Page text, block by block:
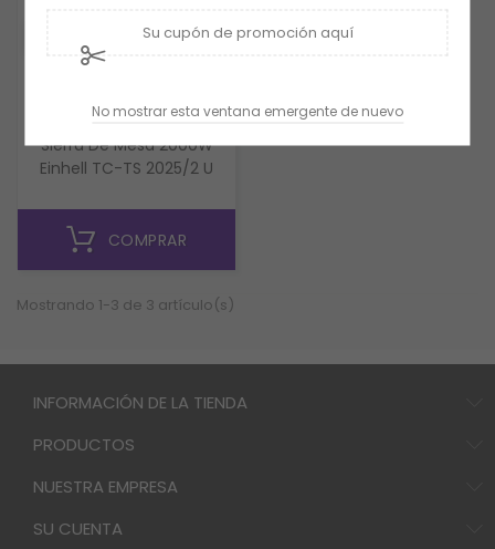
Sierra De Mesa 2000W
Einhell TC-TS 2025/2 U
COMPRAR
Mostrando 1-3 de 3 artículo(s)
Su cupón de promoción aquí
No mostrar esta ventana emergente de nuevo
INFORMACIÓN DE LA TIENDA
PRODUCTOS
NUESTRA EMPRESA
SU CUENTA